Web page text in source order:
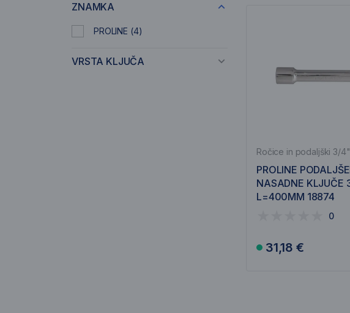
ZNAMKA
PROLINE (4)
VRSTA KLJUČA
Ročice in podaljški 3/4"
PROLINE
NASADNE KLJUČE
L=400MM 18874
0
31,18 €